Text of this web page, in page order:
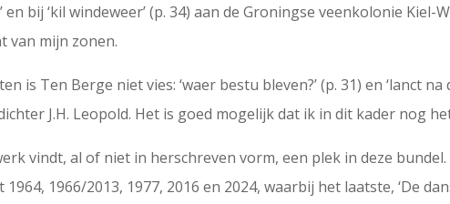
en bij ‘kil windeweer’ (p. 34) aan de Groningse veenkolonie
van mijn zonen.
is Ten Berge niet vies: ‘waer bestu bleven?’ (p. 31) en ‘lanct
J.H. Leopold. Het is goed mogelijk dat ik in dit kader nog
vindt, al of niet in herschreven vorm, een plek in deze
1964, 1966/2013, 1977, 2016 en 2024, waarbij het laatste, ‘De